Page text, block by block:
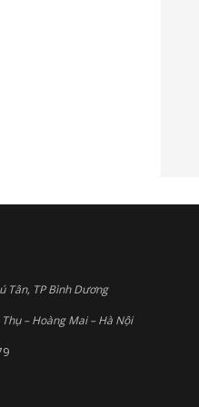
Tân, TP Bình Dương
– Hoàng Mai – Hà Nội